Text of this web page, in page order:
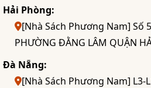
Hải Phòng:
[Nhà Sách Phương Nam] Số
PHƯỜNG ĐẰNG LÂM QUẬN
Đà Nẵng:
[Nhà Sách Phương Nam] L3-